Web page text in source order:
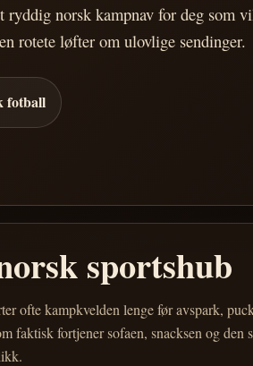
ryddig norsk kampnav for deg som
rotete løfter om ulovlige sendinger.
fotball
sportshub
ofte kampkvelden lenge før avspark,
faktisk fortjener sofaen, snacksen og